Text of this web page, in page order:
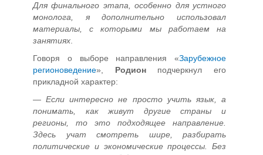
Для финального этапа, особенно для устного
монолога, я дополнительно использовал
материалы, с которыми мы работаем на
занятиях
Говоря о выборе направления «Зарубежное
регионоведение», Родионподчеркнул его
прикладной характер:
—Если интересно не просто учить язык, а
понимать, как живут другие страны и
регионы, то это подходящее направление.
Здесь учат смотреть шире, разбирать
политические и экономические процессы. Без